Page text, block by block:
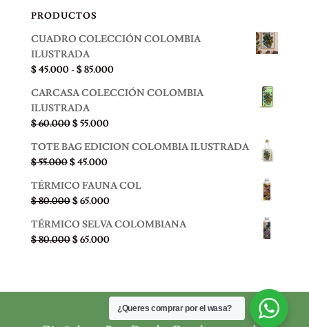
PRODUCTOS
CUADRO COLECCIÓN COLOMBIA
ILUSTRADA
$45.000-$85.000Rango
precios:
hasta
CARCASA COLECCIÓN COLOMBIA
ILUSTRADA
$60.000El
original
era:
$ 60.000.
$55.000El
actual
$ 55.000.
TOTE BAG EDICION COLOMBIA ILUSTRADA
$55.000El
original
era:
$ 55.000.
$45.000El
actual
es:
$ 45.000.
TÉRMICO FAUNA COL
$80.000El
original
era:
$65.000El
actual
es:
TÉRMICO SELVA COLOMBIANA
$80.000El
$ 80.000.
$65.000El
$ 65.000.
¿Queres comprar por el wasa?